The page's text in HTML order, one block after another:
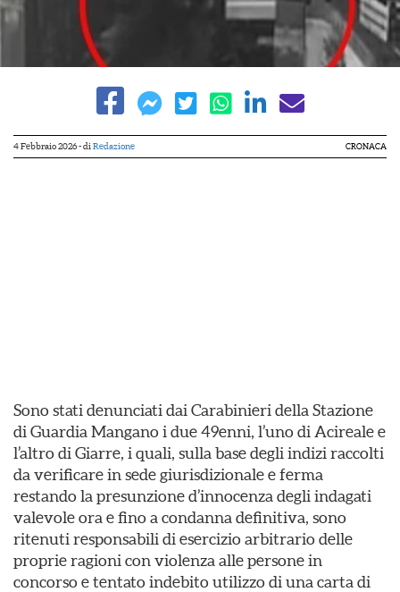
4 Febbraio 2026- di Redazione CRONACA
Sono stati denunciati dai Carabinieri della Stazione
di Guardia Mangano i due 49enni, l’uno di Acireale e
l’altro di Giarre, i quali, sulla base degli indizi raccolti
da verificare in sede giurisdizionale e ferma
restando la presunzione d’innocenza degli indagati
valevole ora e fino a condanna definitiva, sono
ritenuti responsabili di esercizio arbitrario delle
proprie ragioni con violenza alle persone in
concorso e tentato indebito utilizzo di una carta di